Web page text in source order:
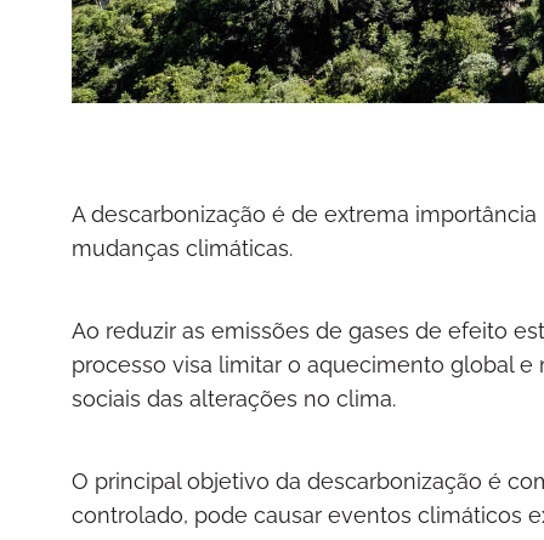
A descarbonização é de extrema
mudanças climáticas.
Ao reduzir as emissões de gases de efeito
processo visa limitar o aquecimento global
sociais das alterações no clima.
O principal objetivo da descarbonização é
controlado, pode causar eventos climáticos